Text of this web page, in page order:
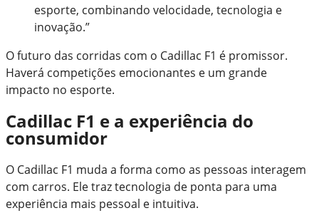
esporte, combinando velocidade, tecnologia e
inovação.”
O futuro das corridas com o Cadillac F1 é promissor.
Haverá competições emocionantes e um grande
impacto no esporte.
Cadillac F1 e a experiência do
consumidor
O Cadillac F1 muda a forma como as pessoas interagem
com carros. Ele traz tecnologia de ponta para uma
experiência mais pessoal e intuitiva.